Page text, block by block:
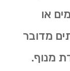
או
מדובר
מנוף.